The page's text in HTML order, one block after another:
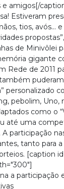
amigos[/
Estiveram
tios, avós...
de Minivôlei
gigante
Rede de 2011
personalizado
pebolim, Uno,
como o
até uma
participação
tanto para
[caption